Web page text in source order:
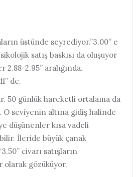
üstünde seyrediyor.”3.00” e
satış baskısı da oluşuyor
2.95” aralığında.
de.
50 günlük hareketli ortalama da
O seviyenin altına gidiş halinde
düşünenler kısa vadeli
İleride büyük çanak
civarı satışların
olarak gözüküyor.